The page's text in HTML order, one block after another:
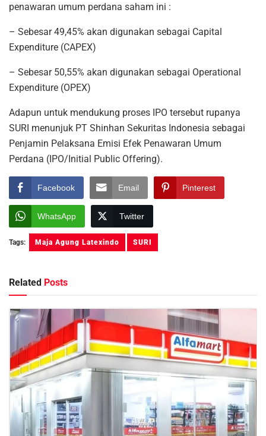
penawaran umum perdana saham ini :
– Sebesar 49,45% akan digunakan sebagai Capital
Expenditure (CAPEX)
– Sebesar 50,55% akan digunakan sebagai Operational
Expenditure (OPEX)
Adapun untuk mendukung proses IPO tersebut rupanya
SURI menunjuk PT Shinhan Sekuritas Indonesia sebagai
Penjamin Pelaksana Emisi Efek Penawaran Umum
Perdana (IPO/Initial Public Offering).
Facebook Email Pinterest
WhatsApp Twitter
Tags: Maja Agung Latexindo SURI
Related Posts